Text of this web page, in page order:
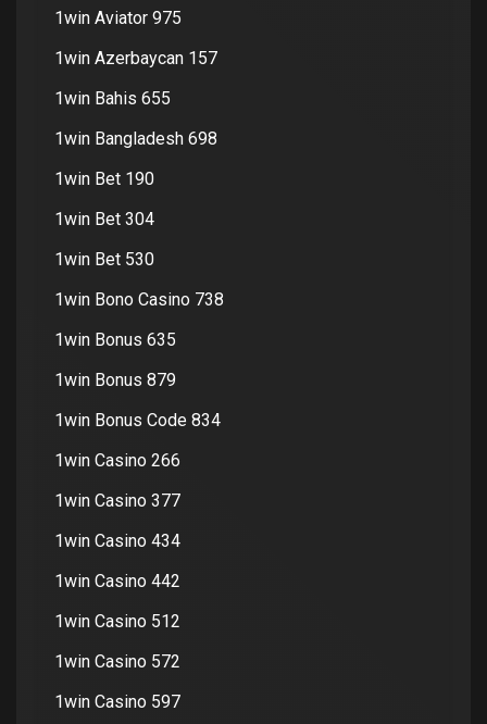
1win Aviator 975
1win Azerbaycan 157
1win Bahis 655
1win Bangladesh 698
1win Bet 190
1win Bet 304
1win Bet 530
1win Bono Casino 738
1win Bonus 635
1win Bonus 879
1win Bonus Code 834
1win Casino 266
1win Casino 377
1win Casino 434
1win Casino 442
1win Casino 512
1win Casino 572
1win Casino 597